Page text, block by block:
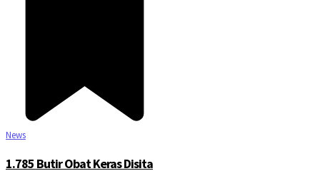
News
1.785 Butir Obat Keras Disita